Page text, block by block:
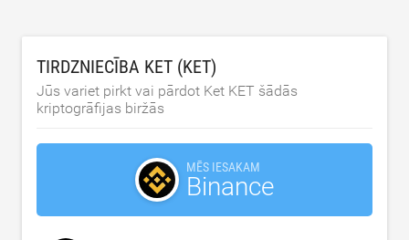
TIRDZNIECĪBA KET (KET)
Jūs variet pirkt vai pārdot Ket KET šādās
kriptogrāfijas biržās
MĒS IESAKAM
Binance